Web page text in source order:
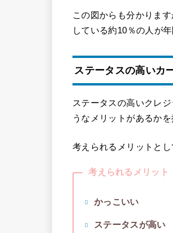
この図からも分かりま
している約10％の人が
ステータスの高いカ
ステータスの高いクレ
うなメリットがあるか
考えられるメリットと
考えられるメリット
かっこいい
ステータスが高い